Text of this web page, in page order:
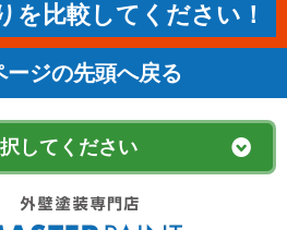
を比較してください！
ージの先頭へ戻る